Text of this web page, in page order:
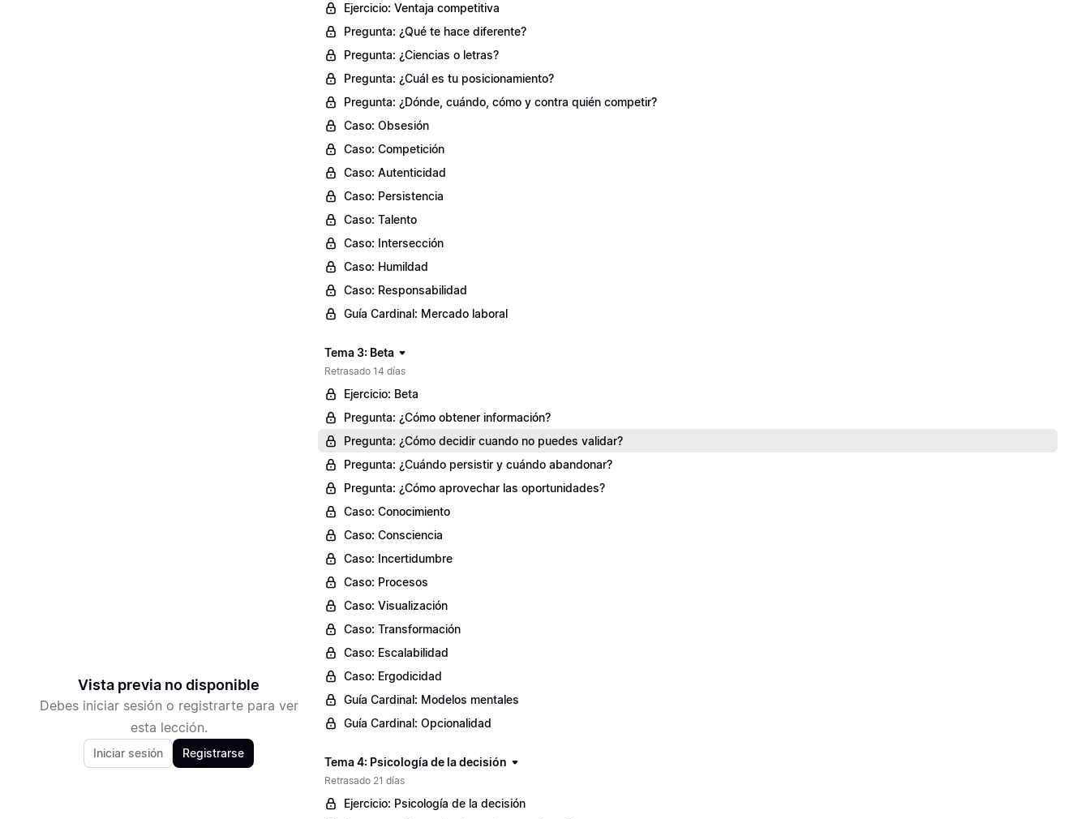
Vista previa no disponible
Debes iniciar sesión o registrarte para ver
esta lección.
Iniciar sesión Registrarse
Ejercicio: Ventaja competitiva
Pregunta: ¿Qué te hace diferente?
Pregunta: ¿Ciencias o letras?
Pregunta: ¿Cuál es tu posicionamiento?
Pregunta: ¿Dónde, cuándo, cómo y contra quién competir?
Caso: Obsesión
Caso: Competición
Caso: Autenticidad
Caso: Persistencia
Caso: Talento
Caso: Intersección
Caso: Humildad
Caso: Responsabilidad
Guía Cardinal: Mercado laboral
Tema 3: Beta
Retrasado 14 días
Ejercicio: Beta
Pregunta: ¿Cómo obtener información?
Pregunta: ¿Cómo decidir cuando no puedes validar?
Pregunta: ¿Cuándo persistir y cuándo abandonar?
Pregunta: ¿Cómo aprovechar las oportunidades?
Caso: Conocimiento
Caso: Consciencia
Caso: Incertidumbre
Caso: Procesos
Caso: Visualización
Caso: Transformación
Caso: Escalabilidad
Caso: Ergodicidad
Guía Cardinal: Modelos mentales
Guía Cardinal: Opcionalidad
Tema 4: Psicología de la decisión
Retrasado 21 días
Ejercicio: Psicología de la decisión